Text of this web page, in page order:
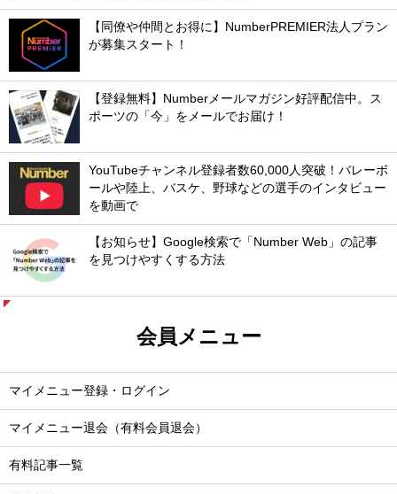
【同僚や仲間とお得に】NumberPREMIER法人プラン
が募集スタート！
【登録無料】Numberメールマガジン好評配信中。ス
ポーツの「今」をメールでお届け！
YouTubeチャンネル登録者数60,000人突破！バレーボ
ールや陸上、バスケ、野球などの選手のインタビュー
を動画で
【お知らせ】Google検索で「Number Web」の記事
を見つけやすくする方法
会員メニュー
マイメニュー登録・ログイン
マイメニュー退会（有料会員退会）
有料記事一覧